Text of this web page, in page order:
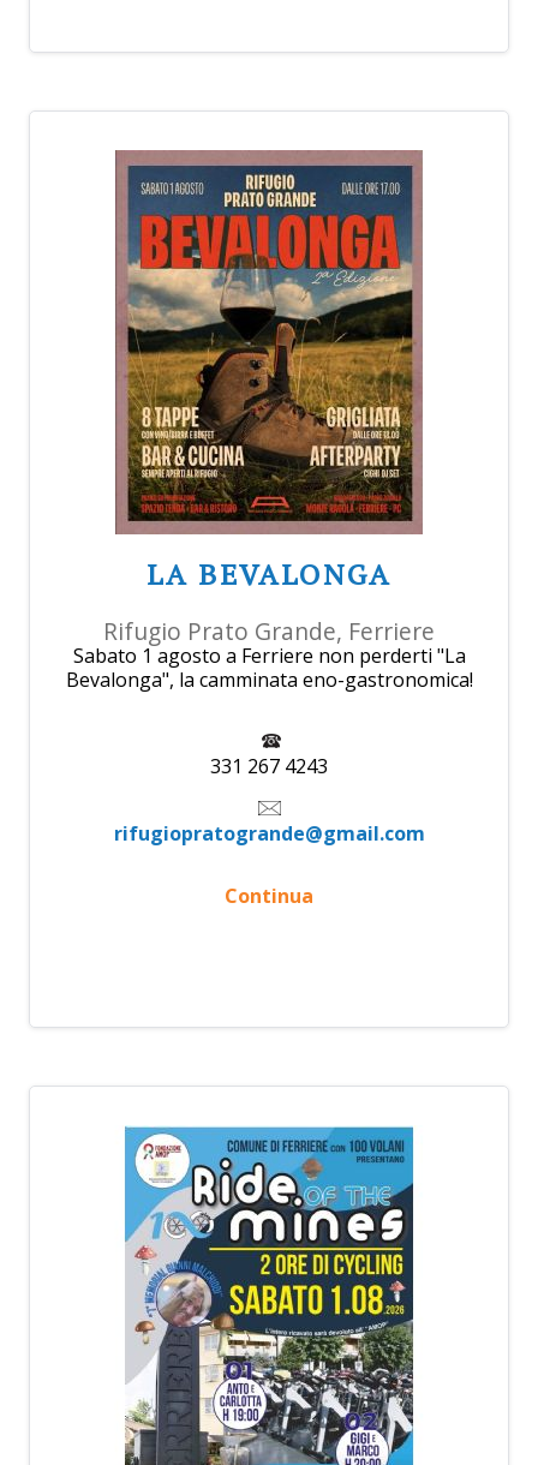
LA BEVALONGA
Rifugio Prato Grande, Ferriere
Sabato 1 agosto a Ferriere non perderti "La
Bevalonga", la camminata eno-gastronomica!
331 267 4243
rifugiopratogrande@gmail.com
Continua